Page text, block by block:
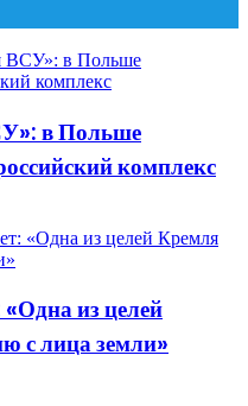
в Польше
комплекс
из целей
с лица земли»